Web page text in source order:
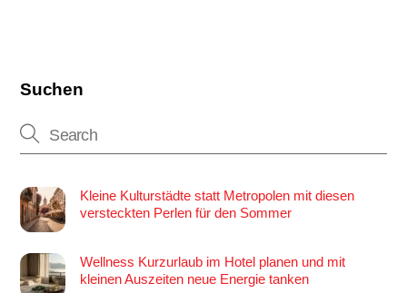
Suchen
Kleine Kulturstädte statt Metropolen mit diesen
versteckten Perlen für den Sommer
Wellness Kurzurlaub im Hotel planen und mit
kleinen Auszeiten neue Energie tanken